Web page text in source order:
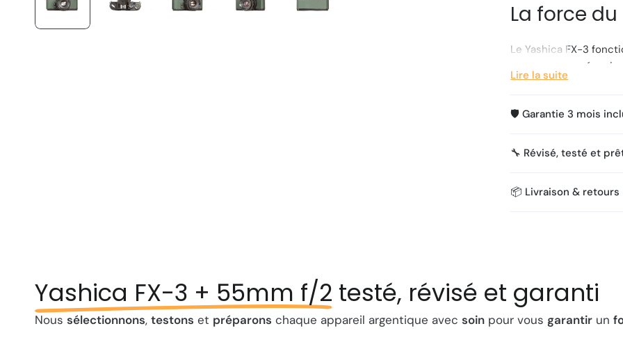
La force
Le Yashica FX-3
problème. Le
servent qu'à alimenter
l'appareil continue de
Il est ici couplé à
l'ensemble parfait
L'un des arguments
(C/Y)
d'objectifs les plus
Lire la suite
🛡️ Garantie 3 mois
🔧 Révisé, testé et
📦 Livraison & retours
Yashica FX-3 + 55mm f/2 testé, révisé et garanti
Noussélectionnons,testons et préparons chaque appareil argentique avecsoin pour vous garantir un